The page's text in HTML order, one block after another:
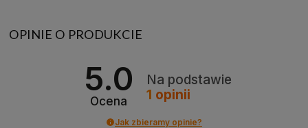
OPINIE O PRODUKCIE
5.0
Ocena
Na podstawie
1 opinii
Jak zbieramy opinie?